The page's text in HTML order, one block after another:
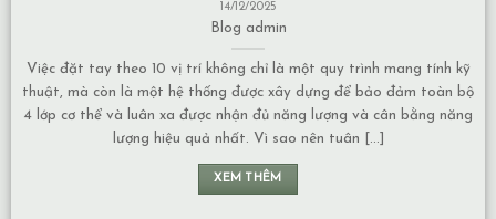
14/12/2025
Blog admin
Việc đặt tay theo 10 vị trí không chỉ là một quy trình mang tính kỹ
thuật, mà còn là một hệ thống được xây dựng để bảo đảm toàn bộ
4 lớp cơ thể và luân xa được nhận đủ năng lượng và cân bằng năng
lượng hiệu quả nhất. Vì sao nên tuân [...]
XEM THÊM